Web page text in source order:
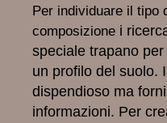
Per individuare il tipo
composizionei
speciale trapano
un profilo del suolo.
dispendioso ma
informazioni. Per